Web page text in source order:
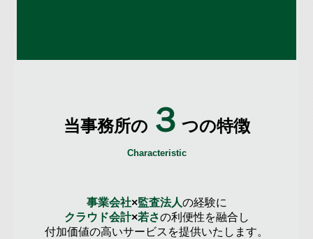
当事務所の ３ つの特徴
Characteristic
事業会社×監査法人の経験に
クラウド会計×若さの利便性を融合し
付加価値の高いサービスを提供いたします。